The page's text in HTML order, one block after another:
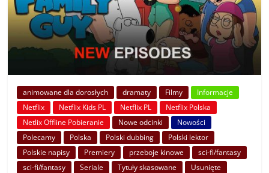
animowane dla dorosłych dramaty Filmy
Informacje
Netflix
Netflix Kids PL Netflix PL
Netflix Polska
Netlix Offline Pobieranie
Nowe odcinki
Nowości
Polecamy
Polska Polski dubbing
Polski lektor
Polskie napisy
Premiery przeboje kinowe
sci-fi/fantasy
sci-fi/fantasy
Seriale Tytuły skasowane
Usunięte